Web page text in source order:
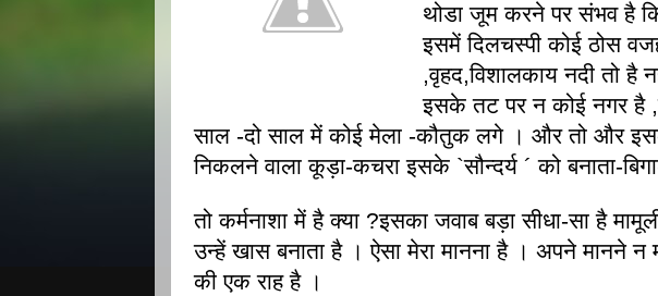
थोडा जूम करने पर संभव है
इसमें दिलचस्पी कोई ठोस
,वृहद,विशालकाय नदी तो
इसके तट पर न कोई नगर है
साल -दो साल में कोई मेला -कौतुक लगे । और तो और
निकलने वाला कूड़ा-कचरा इसके `सौन्दर्य ´ को बनाता-
तो कर्मनाशा में है क्या ?इसका जवाब बड़ा सीधा-सा है
उन्हें खास बनाता है । ऐसा मेरा मानना है । अपने मानने
की एक राह है ।